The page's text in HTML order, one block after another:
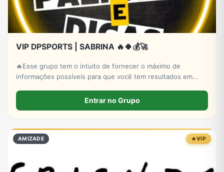
VIP DPSPORTS | SABRINA 🔥🍀💰🚀
🔥Esse grupo tem o intuito de fornecer o máximo de
informações possíveis para que você tem resultados em
mínimo um aproveitamento acima de 82% de assertividade.
Entrar no Grupo
AMIZADE VIP